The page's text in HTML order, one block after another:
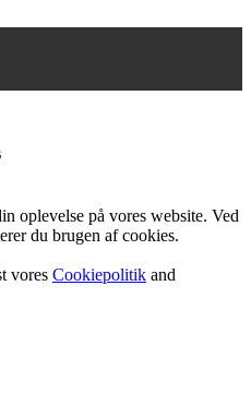
oplevelse på vores website. Ved
du brugen af cookies.
vores Cookiepolitik and